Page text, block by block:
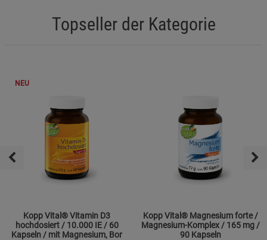
Topseller der Kategorie
NEU
Kopp Vital® Vitamin D3
hochdosiert / 10.000 IE / 60
Kapseln / mit Magnesium, Bor
Kopp Vital® Magnesium forte /
Magnesium-Komplex / 165 mg /
90 Kapseln